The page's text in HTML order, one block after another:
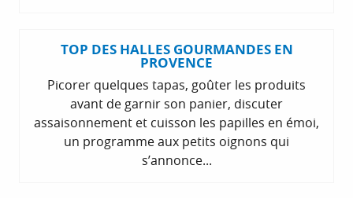
TOP DES HALLES GOURMANDES EN
PROVENCE
Picorer quelques tapas, goûter les produits
avant de garnir son panier, discuter
assaisonnement et cuisson les papilles en émoi,
un programme aux petits oignons qui
s’annonce...